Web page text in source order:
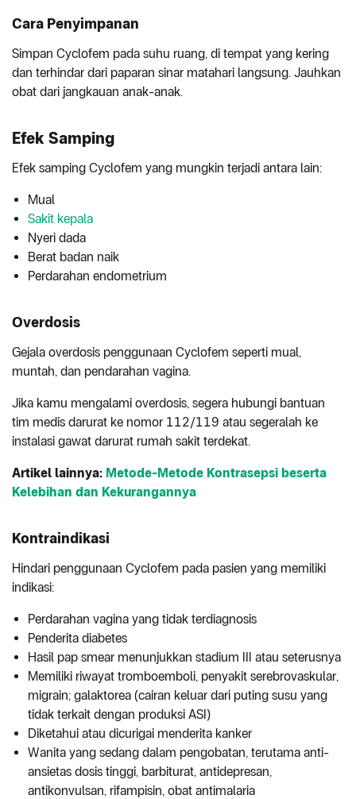
Cara Penyimpanan
Simpan Cyclofem pada suhu ruang, di tempat yang kering
dan terhindar dari paparan sinar matahari langsung. Jauhkan
obat dari jangkauan anak-anak.
Efek Samping
Efek samping Cyclofem yang mungkin terjadi antara lain:
Mual
Sakit kepala
Nyeri dada
Berat badan naik
Perdarahan endometrium
Overdosis
Gejala overdosis penggunaan Cyclofem seperti mual,
muntah, dan pendarahan vagina.
Jika kamu mengalami overdosis, segera hubungi bantuan
tim medis darurat ke nomor 112/119 atau segeralah ke
instalasi gawat darurat rumah sakit terdekat.
Artikel lainnya: Metode-Metode Kontrasepsi beserta
Kelebihan dan Kekurangannya
Kontraindikasi
Hindari penggunaan Cyclofem pada pasien yang memiliki
indikasi:
Perdarahan vagina yang tidak terdiagnosis
Penderita diabetes
Hasil pap smear menunjukkan stadium III atau seterusnya
Memiliki riwayat tromboemboli, penyakit serebrovaskular,
migrain; galaktorea (cairan keluar dari puting susu yang
tidak terkait dengan produksi ASI)
Diketahui atau dicurigai menderita kanker
Wanita yang sedang dalam pengobatan, terutama anti-
ansietas dosis tinggi, barbiturat, antidepresan,
antikonvulsan, rifampisin, obat antimalaria